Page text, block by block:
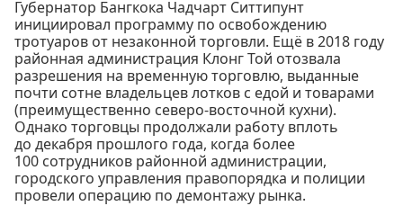
Губернатор Бангкока Чадчарт Ситтипунт
инициировал программу по освобождению
тротуаров от незаконной торговли. Ещё в 2018 году
районная администрация Клонг Той отозвала
разрешения на временную торговлю, выданные
почти сотне владельцев лотков с едой и товарами
(преимущественно северо-восточной кухни).
Однако торговцы продолжали работу вплоть
до декабря прошлого года, когда более
100 сотрудников районной администрации,
городского управления правопорядка и полиции
провели операцию по демонтажу рынка.